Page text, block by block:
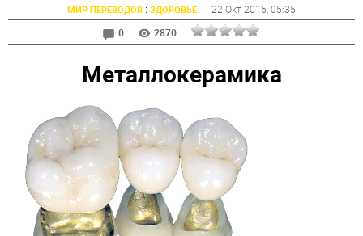
МИР ПЕРЕВОДОВ : ЗДОРОВЬЕ 22 Окт 2015 , 05:35
0
2870
Металлокерамика